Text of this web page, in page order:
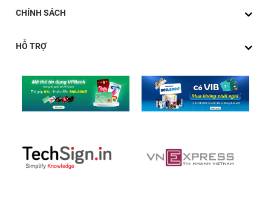
CHÍNH SÁCH
HỖ TRỢ